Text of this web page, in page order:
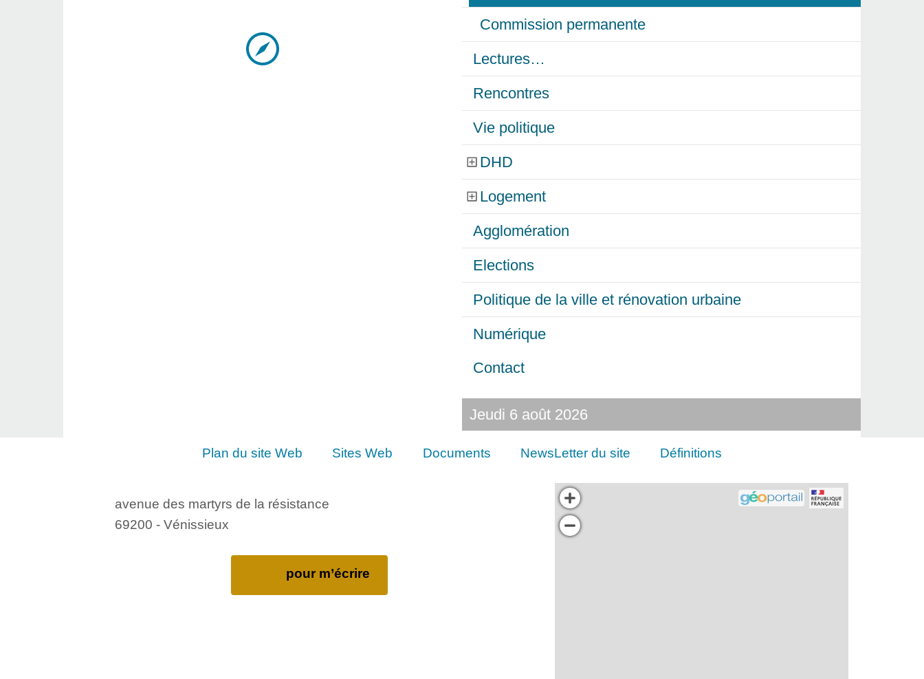
Commission permanente
Lectures…
Rencontres
Vie politique
DHD
Logement
Agglomération
Elections
Politique de la ville et rénovation urbaine
Numérique
Contact
Jeudi 6 août 2026
Plan du site Web Sites Web Documents NewsLetter du site Définitions
avenue des martyrs de la résistance
69200 - Vénissieux
pour m’écrire